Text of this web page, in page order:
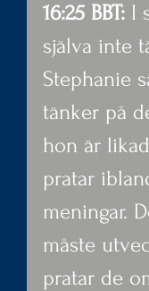
16:25 BBT: I
själva inte
Stephanie
tänker på
hon är
pratar
meningar.
måste
pratar de